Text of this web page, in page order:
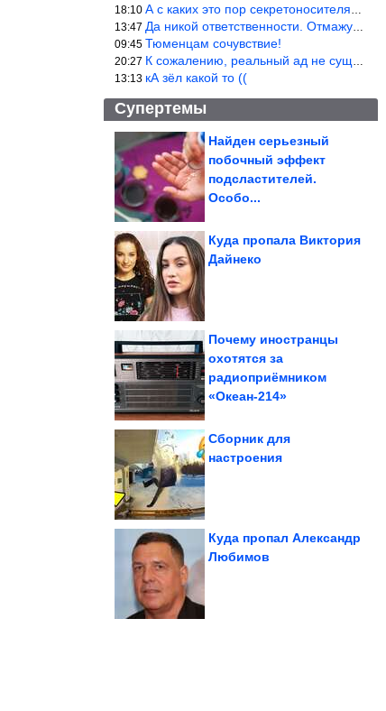
18:10 А с каких это пор секретоносителям положена охрана? Это его зада
13:47 Да никой ответственности. Отмажутся.
09:45 Тюменцам сочувствие!
20:27 К сожалению, реальный ад не существует.
13:13 кА зёл какой то ((
Супертемы
Дворец Борромео —
Италии
Найден серьезный
побочный эффект
подсластителей.
Особо...
Куда пропала Виктория
Дайнеко
Почему иностранцы
охотятся за
радиоприёмником
«Океан-214»
Сборник для
настроения
Куда пропал Александр
Любимов